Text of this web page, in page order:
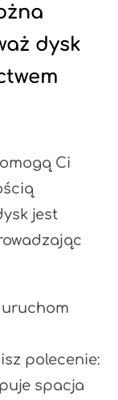
dysk
Ci
jest
uruchom
polecenie:
spacja